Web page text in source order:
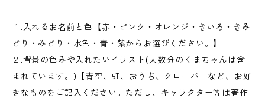
１.入れるお名前と色【赤・ピンク・オレンジ・きいろ・きみ
どり・みどり・水色・青・紫からお選びください。】
２.背景の色みや入れたいイラスト(人数分のくまちゃんは含
まれています。)【青空、虹、おうち、クローバーなど、お好
きなものをご記入ください。ただし、キャラクター等は著作